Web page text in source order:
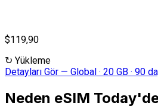
$119,90
↻ Yükleme
Detayları Gör — Global · 20 GB · 90
Neden eSIM